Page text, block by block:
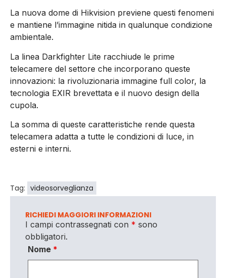
La nuova dome di Hikvision previene questi fenomeni
e mantiene l’immagine nitida in qualunque condizione
ambientale.
La linea Darkfighter Lite racchiude le prime
telecamere del settore che incorporano queste
innovazioni: la rivoluzionaria immagine full color, la
tecnologia EXIR brevettata e il nuovo design della
cupola.
La somma di queste caratteristiche rende questa
telecamera adatta a tutte le condizioni di luce, in
esterni e interni.
Tag: videosorveglianza
RICHIEDI MAGGIORI INFORMAZIONI
I campi contrassegnati con * sono
obbligatori.
Nome *